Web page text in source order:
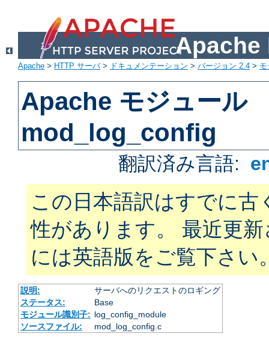
Apache
Apache > HTTP サーバ> ドキュメンテーション > バージョン 2.4 >
Apache モジュール
mod_log_config
翻訳済み言語:
この日本語訳はすでに古
性があります。 最近更
には英語版をご覧下さい
説明:
サーバへのリクエストのロギング
ステータス:
Base
モジュール識別子: log_config_module
ソースファイル:
mod_log_config.c